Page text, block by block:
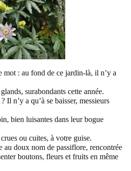
mot : au fond de ce jardin-là, il n’y a
surabondants cette année.
Il n’y a qu’à se baisser, messieurs
bien luisantes dans leur bogue
ou cuites, à votre guise.
au doux nom de passiflore, rencontrée
boutons, fleurs et fruits en même